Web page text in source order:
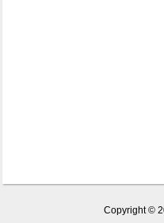
Copyright ©